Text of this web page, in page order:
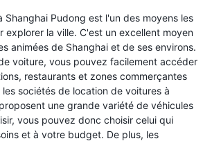
Shanghai Pudong est l'un des moyens les
explorer la ville. C'est un excellent moyen
animées de Shanghai et de ses environs.
voiture, vous pouvez facilement accéder
restaurants et zones commerçantes
sociétés de location de voitures à
une grande variété de véhicules
vous pouvez donc choisir celui qui
et à votre budget. De plus, les